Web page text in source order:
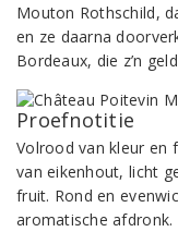
Mouton Rothschild,
en ze daarna
Bordeaux, die z’n
Proefnotitie
Volrood van kleur en
van eikenhout, licht
fruit. Rond en
aromatische afdronk.